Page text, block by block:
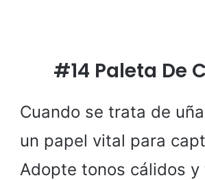
#14 Paleta De
Cuando se trata de
un papel vital para
Adopte tonos cálidos